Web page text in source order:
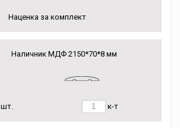
Наценка за комплект
Наличник МДФ 2150*70*8 мм
шт. к-т